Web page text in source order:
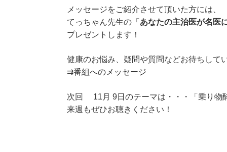
メッセージをご紹介させて頂いた方には、
てっちゃん先生の「 あなたの主治医が名医
プレゼントします！
健康のお悩み、疑問や質問などお待ちして
⇉番組へのメッセージ
次回 11月 9日のテーマは・・・「乗り物
来週もぜひお聴きください！